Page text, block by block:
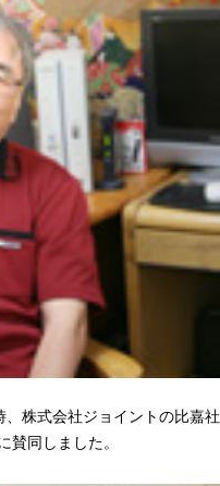
株式会社ジョイントの比嘉社
賛同しました。